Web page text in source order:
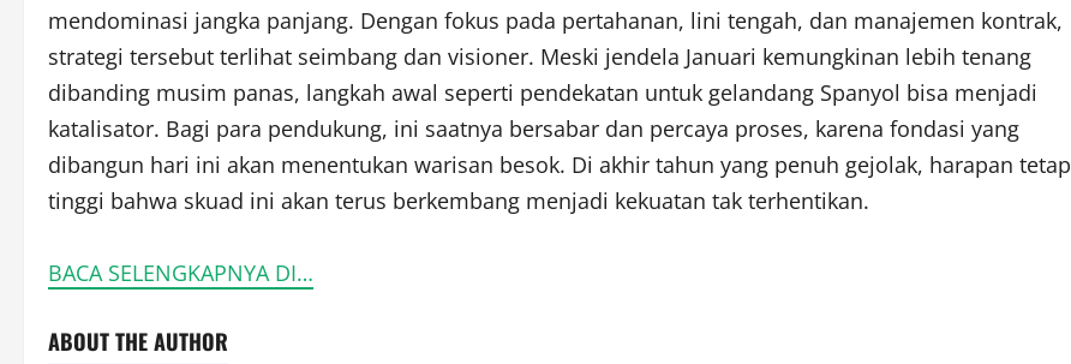
mendominasi jangka panjang. Dengan fokus pada pertahanan, lini tengah, dan manajemen kontrak,
strategi tersebut terlihat seimbang dan visioner. Meski jendela Januari kemungkinan lebih tenang
dibanding musim panas, langkah awal seperti pendekatan untuk gelandang Spanyol bisa menjadi
katalisator. Bagi para pendukung, ini saatnya bersabar dan percaya proses, karena fondasi yang
dibangun hari ini akan menentukan warisan besok. Di akhir tahun yang penuh gejolak, harapan tetap
tinggi bahwa skuad ini akan terus berkembang menjadi kekuatan tak terhentikan.
BACA SELENGKAPNYA DI…
ABOUT THE AUTHOR